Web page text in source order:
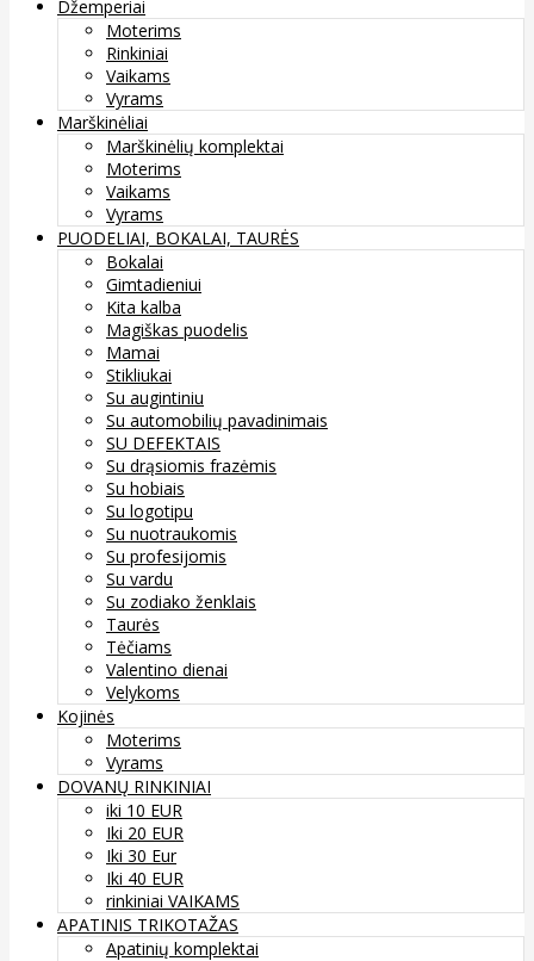
Džemperiai
Moterims
Rinkiniai
Vaikams
Vyrams
Marškinėliai
Marškinėlių komplektai
Moterims
Vaikams
Vyrams
PUODELIAI, BOKALAI, TAURĖS
Bokalai
Gimtadieniui
Kita kalba
Magiškas puodelis
Mamai
Stikliukai
Su augintiniu
Su automobilių pavadinimais
SU DEFEKTAIS
Su drąsiomis frazėmis
Su hobiais
Su logotipu
Su nuotraukomis
Su profesijomis
Su vardu
Su zodiako ženklais
Taurės
Tėčiams
Valentino dienai
Velykoms
Kojinės
Moterims
Vyrams
DOVANŲ RINKINIAI
iki 10 EUR
Iki 20 EUR
Iki 30 Eur
Iki 40 EUR
rinkiniai VAIKAMS
APATINIS TRIKOTAŽAS
Apatinių komplektai